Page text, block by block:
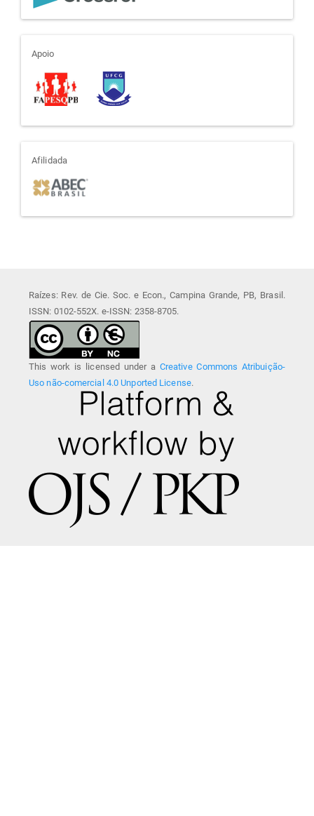
apoio
Apoio
afiliada
Afilidada
Raízes: Rev. de Cie. Soc. e Econ., Campina Grande, PB, Brasil.
ISSN: 0102-552X. e-ISSN: 2358-8705.
This work is licensed under a Creative Commons Atribuição-
Uso não-comercial 4.0 Unported License.